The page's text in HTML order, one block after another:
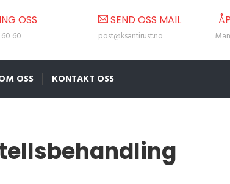
OSS
60
SEND OSS MAIL
post@ksantirust.no
OSS KONTAKT OSS